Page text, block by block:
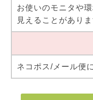
お使いのモニタや
見えることがあり
ネコポス/メール便